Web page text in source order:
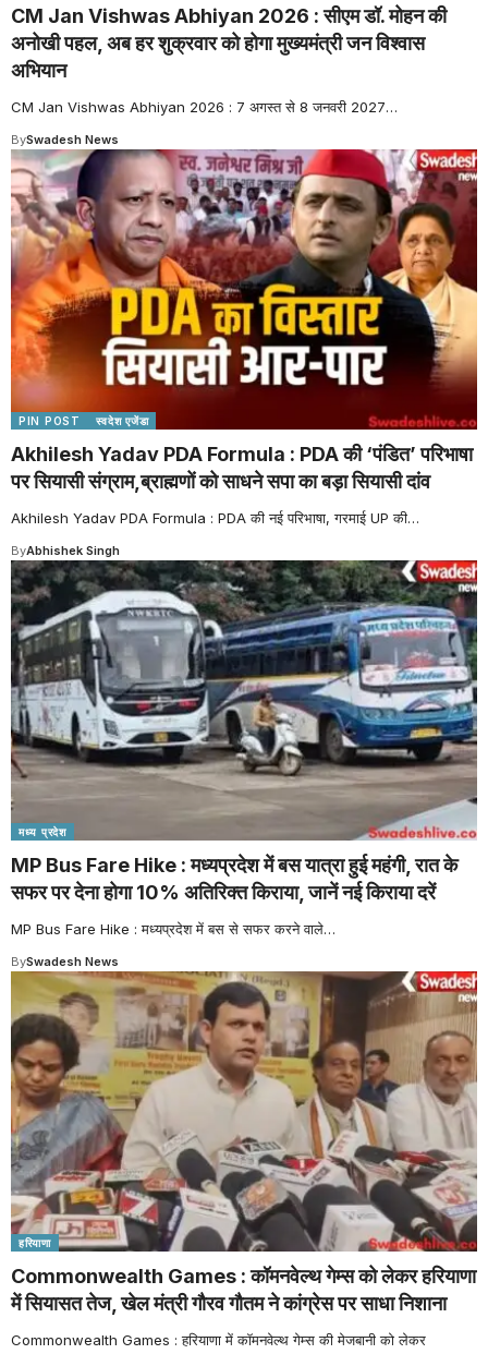
CM Jan Vishwas Abhiyan 2026 : सीएम डॉ. मोहन की
अनोखी पहल, अब हर शुक्रवार को होगा मुख्यमंत्री जन विश्वास
अभियान
CM Jan Vishwas Abhiyan 2026 : 7 अगस्त से 8 जनवरी 2027…
BySwadesh News
PIN POST स्वदेश एजेंडा
Akhilesh Yadav PDA Formula : PDA की ‘पंडित’ परिभाषा
पर सियासी संग्राम,ब्राह्मणों को साधने सपा का बड़ा सियासी दांव
Akhilesh Yadav PDA Formula : PDA की नई परिभाषा, गरमाई UP की…
ByAbhishek Singh
मध्य प्रदेश
MP Bus Fare Hike : मध्यप्रदेश में बस यात्रा हुई महंगी, रात के
सफर पर देना होगा 10% अतिरिक्त किराया, जानें नई किराया दरें
MP Bus Fare Hike : मध्यप्रदेश में बस से सफर करने वाले…
BySwadesh News
हरियाणा
Commonwealth Games : कॉमनवेल्थ गेम्स को लेकर हरियाणा
में सियासत तेज, खेल मंत्री गौरव गौतम ने कांग्रेस पर साधा निशाना
Commonwealth Games : हरियाणा में कॉमनवेल्थ गेम्स की मेजबानी को लेकर